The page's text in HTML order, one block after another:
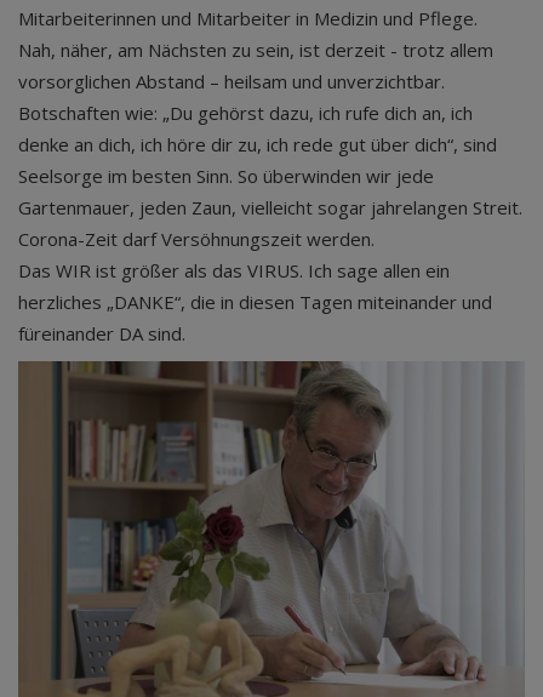
Mitarbeiterinnen und Mitarbeiter in Medizin und Pflege.
Nah, näher, am Nächsten zu sein, ist derzeit - trotz allem
vorsorglichen Abstand – heilsam und unverzichtbar.
Botschaften wie: „Du gehörst dazu, ich rufe dich an, ich
denke an dich, ich höre dir zu, ich rede gut über dich“, sind
Seelsorge im besten Sinn. So überwinden wir jede
Gartenmauer, jeden Zaun, vielleicht sogar jahrelangen Streit.
Corona-Zeit darf Versöhnungszeit werden.
Das WIR ist größer als das VIRUS. Ich sage allen ein
herzliches „DANKE“, die in diesen Tagen miteinander und
füreinander DA sind.